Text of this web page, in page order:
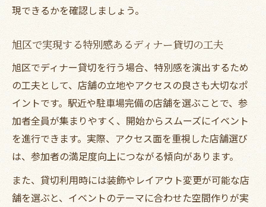
現できるかを確認しましょう。
旭区で実現する特別感あるディナー貸切の工夫
旭区でディナー貸切を行う場合、特別感を演出するため
の工夫として、店舗の立地やアクセスの良さも大切なポ
イントです。駅近や駐車場完備の店舗を選ぶことで、参
加者全員が集まりやすく、開始からスムーズにイベント
を進行できます。実際、アクセス面を重視した店舗選び
は、参加者の満足度向上につながる傾向があります。
また、貸切利用時には装飾やレイアウト変更が可能な店
舗を選ぶと、イベントのテーマに合わせた空間作りが実